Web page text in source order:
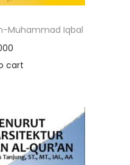
Muhammad Iqbal
cart